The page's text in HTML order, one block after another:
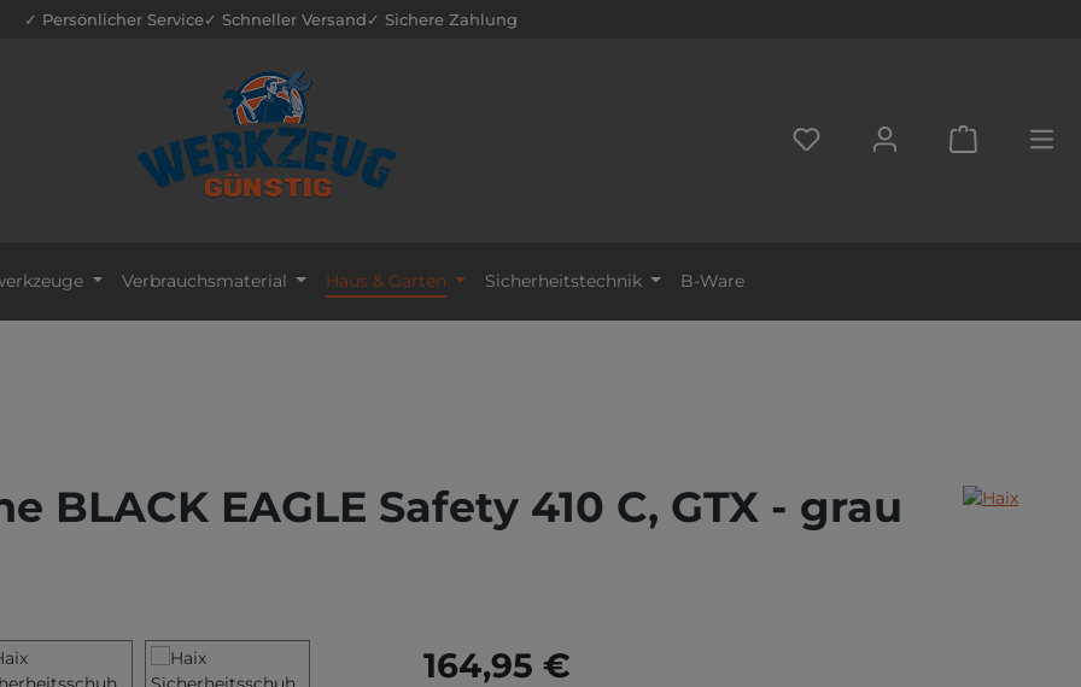
✓ Persönlicher Service✓ Schneller Versand✓ Sichere Zahlung
DU HAST 0 PRODUKTE AUF
Verbrauchsmaterial Haus & Garten Sicherheitstechnik B-Ware
BLACK EAGLE Safety 410 C, GTX - grau
Regulärer Preis:
164,95 €